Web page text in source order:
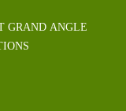
GRAND ANGLE